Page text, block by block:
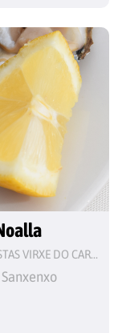
ASOCIACIÓN COMISIÓN DE FESTAS VIRXE DO CARME
Sanxenxo